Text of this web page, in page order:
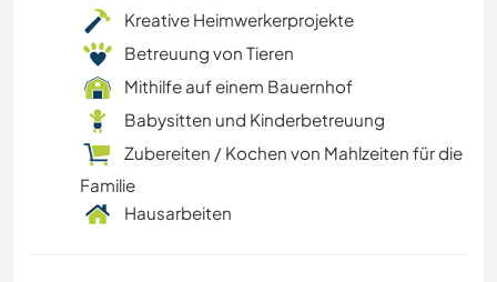
Kreative Heimwerkerprojekte
Betreuung von Tieren
Mithilfe auf einem Bauernhof
Babysitten und Kinderbetreuung
Zubereiten / Kochen von Mahlzeiten für die
Familie
Hausarbeiten